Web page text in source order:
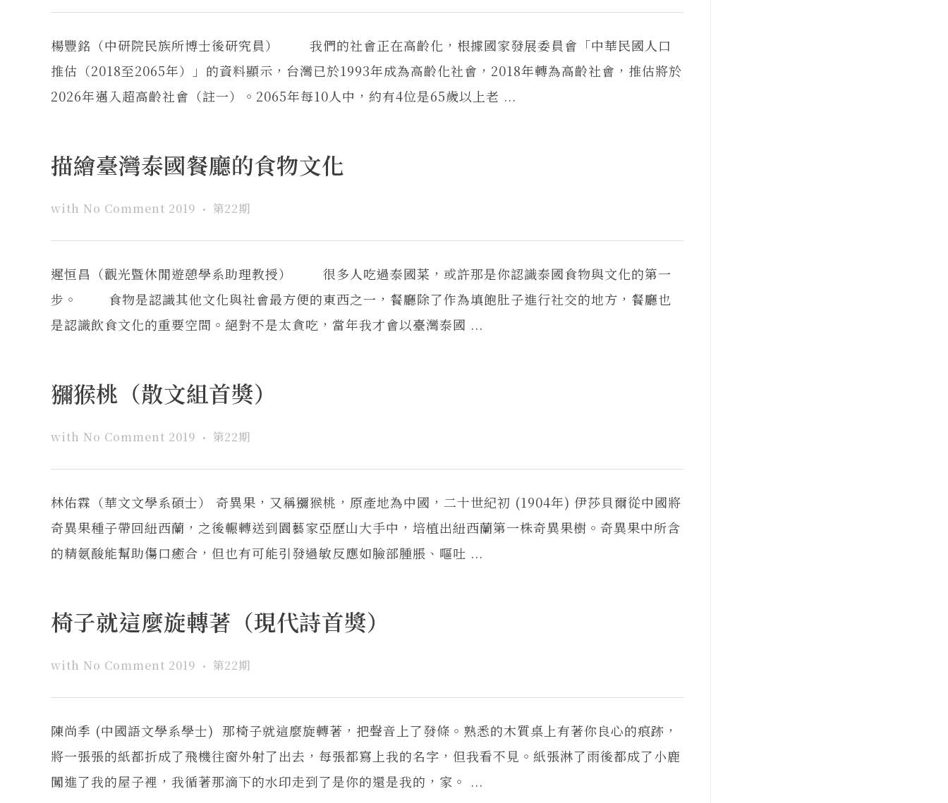
楊豐銘（中研院民族所博士後研究員） 我們的社會正在高齡化，根據國家發展委員會「中華民國人口
推估（2018至2065年）」的資料顯示，台灣已於1993年成為高齡化社會，2018年轉為高齡社會，推估將於
2026年邁入超高齡社會（註一）。2065年每10人中，約有4位是65歲以上老 ...
描繪臺灣泰國餐廳的食物文化
with No Comment 2019 第22期
遲恒昌（觀光暨休閒遊憩學系助理教授） 很多人吃過泰國菜，或許那是你認識泰國食物與文化的第一
步。 食物是認識其他文化與社會最方便的東西之一，餐廳除了作為填飽肚子進行社交的地方，餐廳也
是認識飲食文化的重要空間。絕對不是太貪吃，當年我才會以臺灣泰國 ...
獼猴桃（散文組首獎）
with No Comment 2019 第22期
林佑霖（華文文學系碩士） 奇異果，又稱獼猴桃，原產地為中國，二十世紀初 (1904年) 伊莎貝爾從中國將
奇異果種子帶回紐西蘭，之後輾轉送到園藝家亞歷山大手中，培植出紐西蘭第一株奇異果樹。奇異果中所含
的精氨酸能幫助傷口癒合，但也有可能引發過敏反應如臉部腫脹、嘔吐 ...
椅子就這麼旋轉著（現代詩首獎）
with No Comment 2019 第22期
陳尚季 (中國語文學系學士) 那椅子就這麼旋轉著，把聲音上了發條。熟悉的木質桌上有著你良心的痕跡，
將一張張的紙都折成了飛機往窗外射了出去，每張都寫上我的名字，但我看不見。紙張淋了雨後都成了小鹿
闖進了我的屋子裡，我循著那滴下的水印走到了是你的還是我的，家。 ...